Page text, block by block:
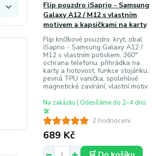
2 hodnocení
Flip pouzdro iSaprio - Samsung
Galaxy A12 / M12 s vlastním
motivem a kapsičkami na karty
Flip knížkové pouzdro, kryt, obal
iSaprio - Samsung Galaxy A12 /
M12 s vlastním potiskem, 360°
ochrana telefonu, přihrádka na
karty a hotovost, funkce stojánku,
pevná TPU vanička, spolehlivé
magnetické zavírání, vlastní motiv
689 Kč
Na zakázku | Odesíláme do 2–4 dnů
🛠️